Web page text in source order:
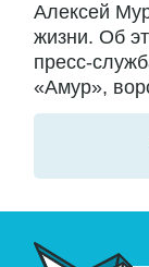
Алексей
жизни. Об
пресс-
«Амур»,